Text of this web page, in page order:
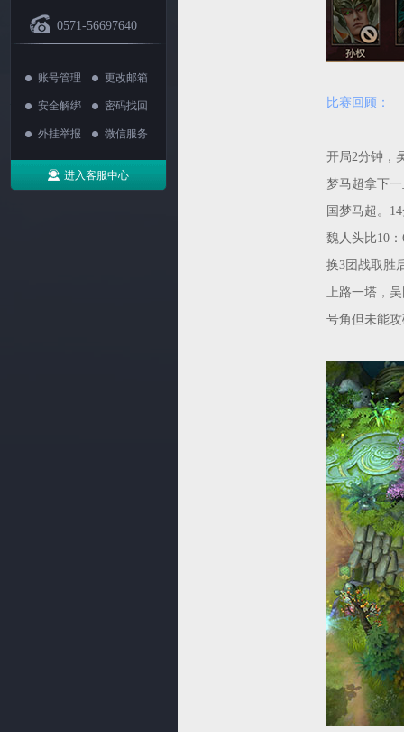
0571-56697640
账号管理 更改邮箱
安全解绑 密码找回
外挂举报 微信服务
进入客服中心
比赛回顾：
开局2分钟，
梦马超拿下
国梦马超。
魏人头比10
换3团战取胜
上路一塔，
号角但未能